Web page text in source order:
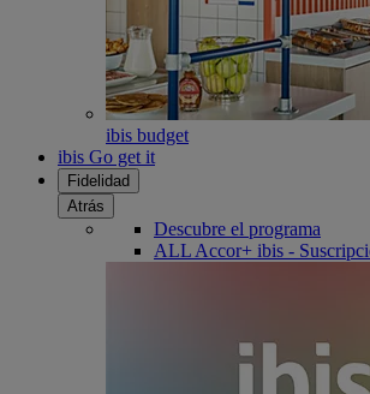
ibis budget
ibis Go get it
Fidelidad
Atrás
Descubre el programa
ALL Accor+ ibis -